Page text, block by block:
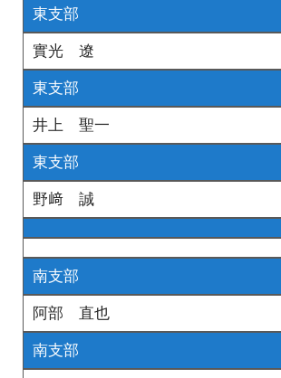
東支部
實光 遼
東支部
井上 聖一
東支部
野﨑 誠
南支部
阿部 直也
南支部